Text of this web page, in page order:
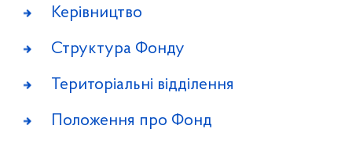
Керівництво
Структура Фонду
Територіальні відділення
Положення про Фонд